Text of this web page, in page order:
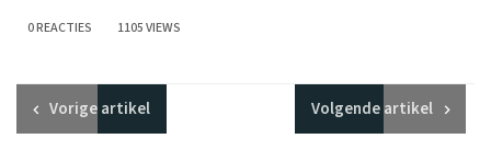
0 REACTIES 1105 VIEWS
Vorigeartikel Volgendeartikel